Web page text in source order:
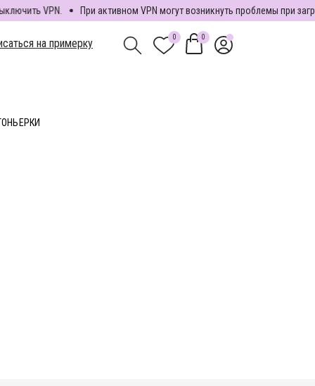
VPN. При активном VPN могут возникнуть проблемы при
0 0
на примерку
0
на примерку